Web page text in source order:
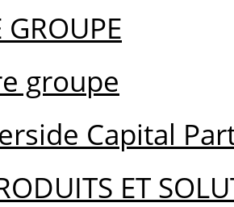
GROUPE
groupe
Capital
ET